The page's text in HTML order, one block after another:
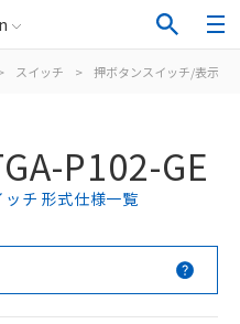
スイッチ > 押ボタンスイッチ/表示灯
P102-GE
チ 形式仕様一覧